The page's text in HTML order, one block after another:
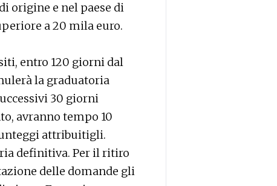
origine e nel paese di
a 20 mila euro.
entro 120 giorni dal
la graduatoria
30 giorni
avranno tempo 10
attribuitigli.
definitiva. Per il ritiro
delle domande gli